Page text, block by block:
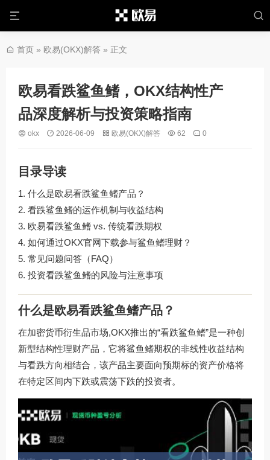
首页 » 欧易(OKX)解答 » 正文
欧易看跌鲨鱼鳍，OKX结构性产
品深度解析与投资策略指南
okx 2026-06-09 欧易(OKX)解答 62 0
目录导读
什么是欧易看跌鲨鱼鳍产品？
看跌鲨鱼鳍的运作机制与收益结构
欧易看跌鲨鱼鳍 vs. 传统看跌期权
如何通过OKX官网下载参与鲨鱼鳍理财？
常见问题问答（FAQ）
投资看跌鲨鱼鳍的风险与注意事项
什么是欧易看跌鲨鱼鳍产品？
在加密货币衍生品市场,OKX推出的“看跌鲨鱼鳍”是一种创
新型结构性理财产品，它将鲨鱼鳍期权的非线性收益结构
与看跌方向相结合，该产品主要面向预期标的资产价格将
在特定区间内下跌或震荡下跌的投资者。